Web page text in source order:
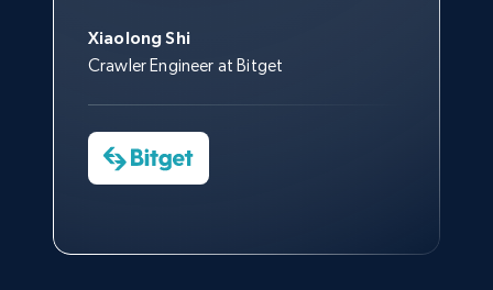
engagement rate, Comment engagement rate,
Like engagement rate, Bio link, Predicted lang,
and more.
8.3K+ 963+
Youtube - Videos posts
Xiaolong Shi
Crawler Engineer at Bitget
トなしでは急成長を遂げること
はできなかったでしょう。
Data Science Specialist
Sarah Melville
Media Director at YouGov Sport
サポートおよび開発スタッフの
おかげで、多くのプロセスを最
Charmagne Cruz
Head of Reporting & Analytics, Business
今すぐ観る
Yorgos Panzaris
CTO at Convert Group
す。
Cheddi Rai
CEO at AdRetreaver